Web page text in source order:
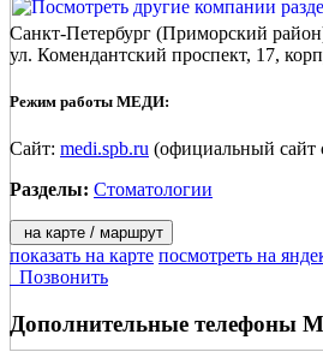
Санкт-Петербург (Приморский
ул. Комендантский проспект, 17,
Режим работы МЕДИ:
Сайт: medi.spb.ru (официальный
Разделы: Стоматологии
на карте / маршрут
показать на карте посмотреть на
Позвонить
Дополнительные телефоны